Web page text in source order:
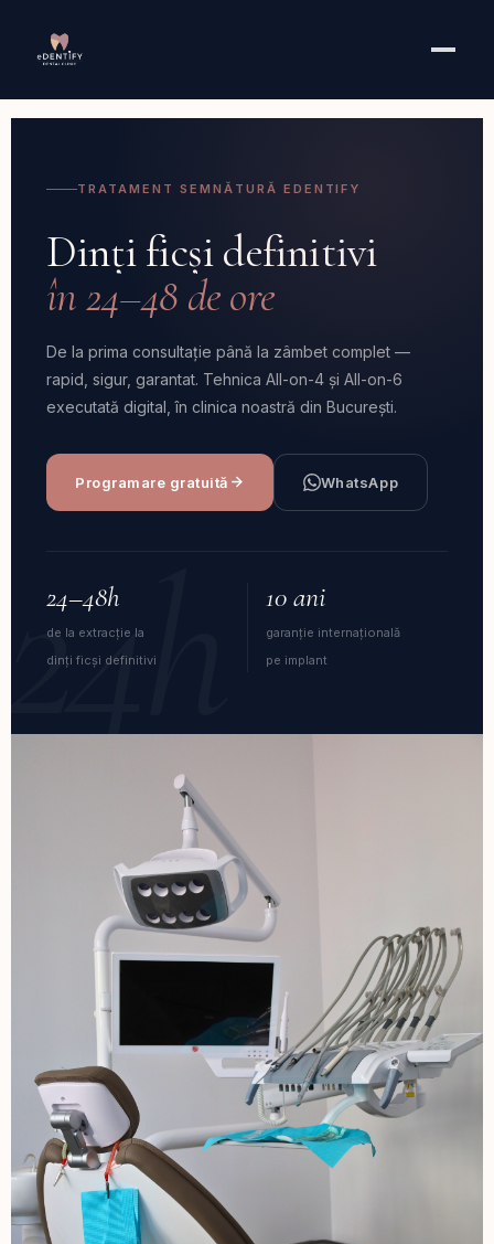
24h
TRATAMENT SEMNĂTURĂ EDENTIFY
Dinți ficși definitivi
în 24–48 de ore
De la prima consultație până la zâmbet complet —
rapid, sigur, garantat. Tehnica All-on-4 și All-on-6
executată digital, în clinica noastră din București.
Programare gratuită WhatsApp
24–48h
de la extracție la
dinți ficși definitivi
10 ani
garanție internațională
pe implant